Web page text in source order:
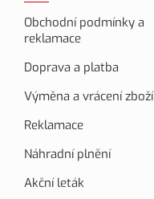
Obchodní podmínky a
reklamace
Doprava a platba
Výměna a vrácení zboží
Reklamace
Náhradní plnění
Akční leták